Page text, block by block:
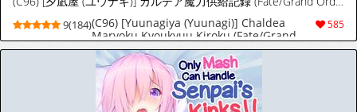
585
9(184)(C96) [Yuunagiya (Yuunagi)] Chaldea
Maryoku Kyoukyuu Kiroku (Fate/Grand
Order)